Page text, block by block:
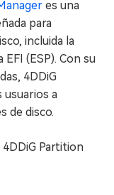
es una
para
incluida la
(ESP). Con su
4DDiG
usuarios a
de disco.
Partition